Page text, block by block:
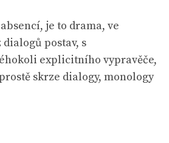
je to drama, ve
postav, s
explicitního vypravěče,
skrze dialogy, monology